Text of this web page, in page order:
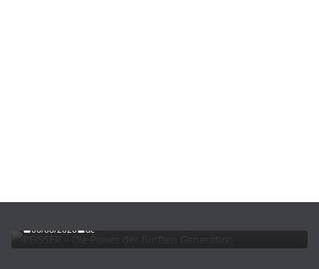
REISSER – Die Power der fünften Generation
06/08/2026 dc